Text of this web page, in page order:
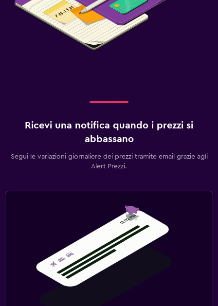
Ricevi una notifica quando i prezzi si
abbassano
Segui le variazioni giornaliere dei prezzi tramite email grazie agli
Alert Prezzi.